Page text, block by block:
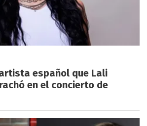
español que Lali
en el concierto de